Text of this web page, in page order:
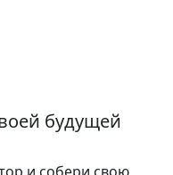
будущей